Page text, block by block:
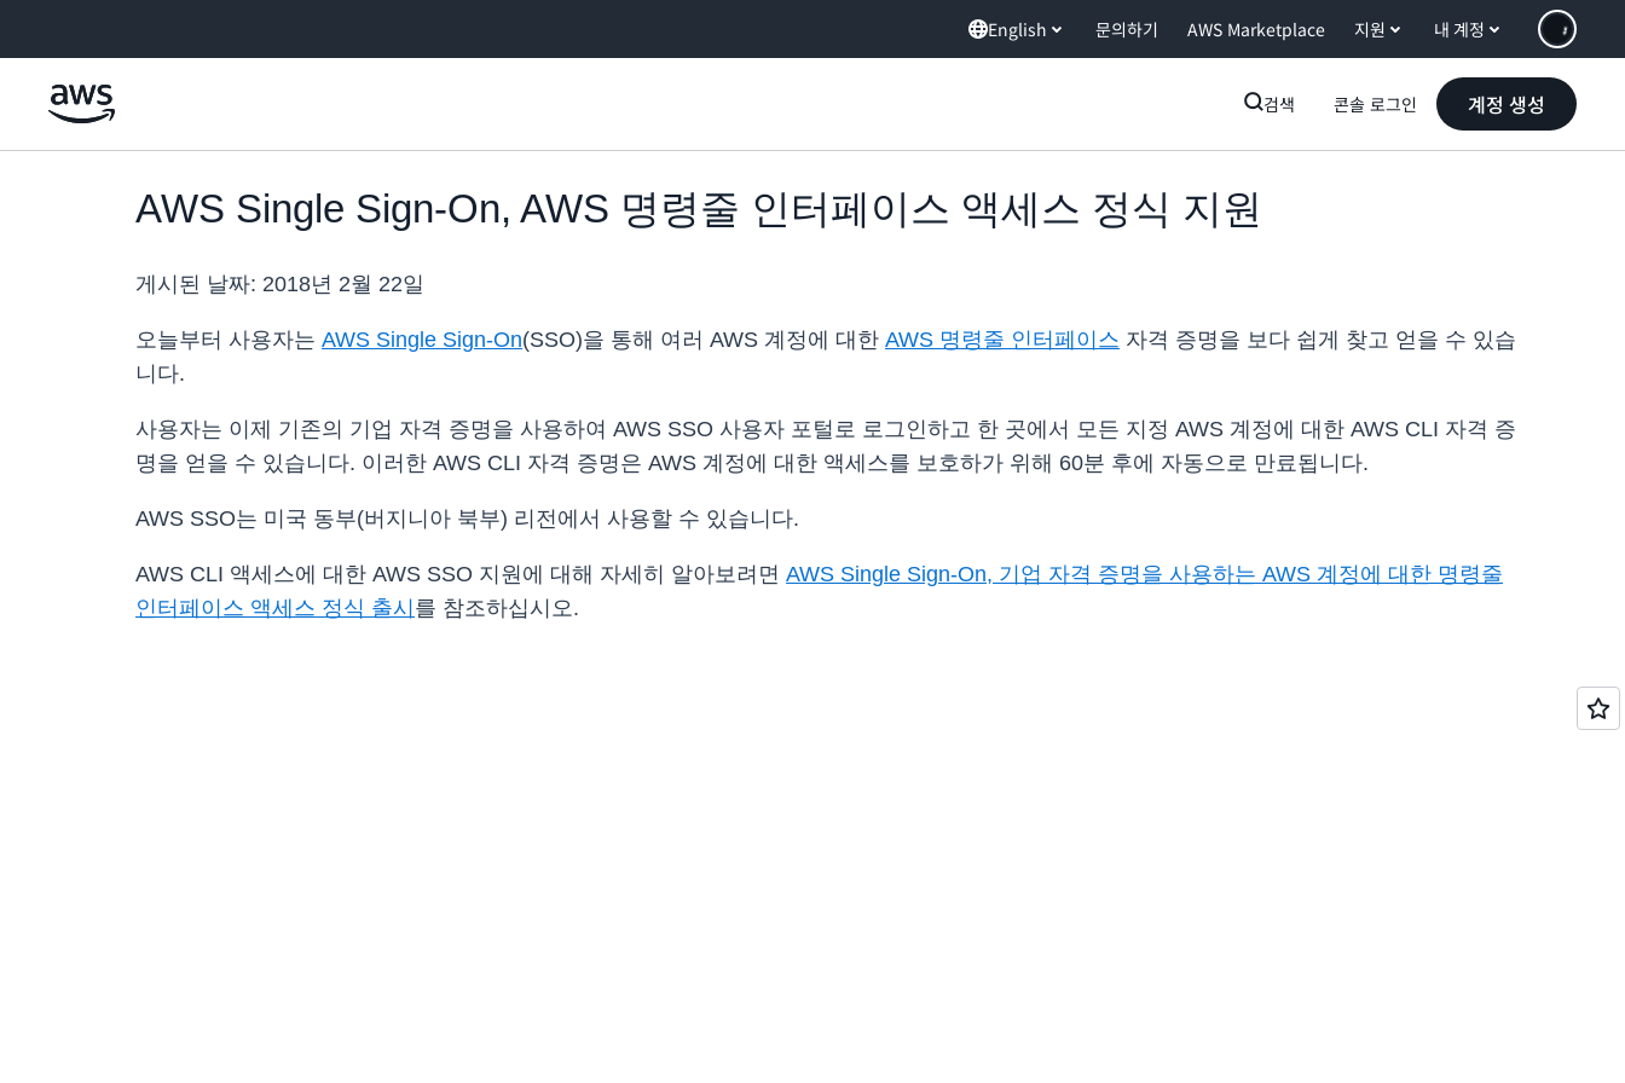
English 문의하기 AWS Marketplace 지원 내 계정
검색 콘솔 로그인 계정 생성
AWS Single Sign-On, AWS 명령줄 인터페이스 액세스 정식 지원
게시된 날짜: 2018년 2월 22일
오늘부터 사용자는 AWS Single Sign-On(SSO)을 통해 여러 AWS 계정에 대한 AWS 명령줄 인터페이스 자격 증명을 보다 쉽게 찾고 얻을 수 있습
니다.
사용자는 이제 기존의 기업 자격 증명을 사용하여 AWS SSO 사용자 포털로 로그인하고 한 곳에서 모든 지정 AWS 계정에 대한 AWS CLI 자격 증
명을 얻을 수 있습니다. 이러한 AWS CLI 자격 증명은 AWS 계정에 대한 액세스를 보호하가 위해 60분 후에 자동으로 만료됩니다.
AWS SSO는 미국 동부(버지니아 북부) 리전에서 사용할 수 있습니다.
AWS CLI 액세스에 대한 AWS SSO 지원에 대해 자세히 알아보려면 AWS Single Sign-On, 기업 자격 증명을 사용하는 AWS 계정에 대한 명령줄
인터페이스 액세스 정식 출시 를 참조하십시오.